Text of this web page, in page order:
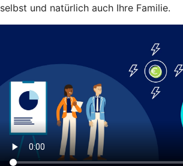
selbst und natürlich auch Ihre Familie.